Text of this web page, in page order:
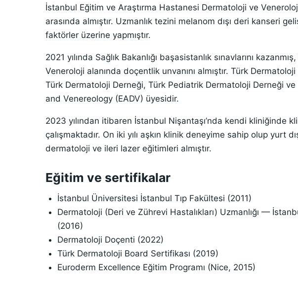
İstanbul Eğitim ve Araştırma Hastanesi Dermatoloji ve
arasında almıştır. Uzmanlık tezini melanom dışı deri kanseri
faktörler üzerine yapmıştır.
2021 yılında Sağlık Bakanlığı başasistanlık sınavlarını
Veneroloji alanında doçentlik unvanını almıştır. Türk
Türk Dermatoloji Derneği, Türk Pediatrik Dermatoloji Derneği
and Venereology (EADV) üyesidir.
2023 yılından itibaren İstanbul Nişantaşı’nda kendi kliniğinde
çalışmaktadır. On iki yılı aşkın klinik deneyime sahip olup yurt
dermatoloji ve ileri lazer eğitimleri almıştır.
Eğitim ve sertifikalar
İstanbul Üniversitesi İstanbul Tıp Fakültesi (2011)
Dermatoloji (Deri ve Zührevi Hastalıkları) Uzmanlığı —
(2016)
Dermatoloji Doçenti (2022)
Türk Dermatoloji Board Sertifikası (2019)
Euroderm Excellence Eğitim Programı (Nice, 2015)